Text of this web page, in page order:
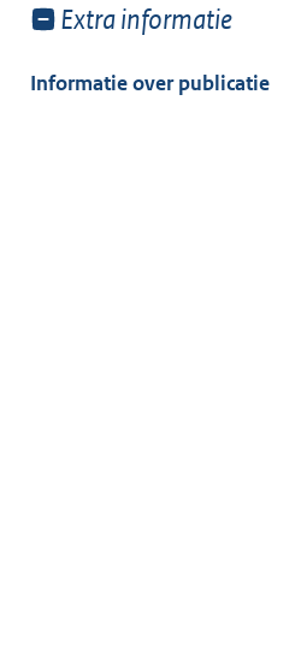
Toon
van:
Extra informatie
Informatie over publicatie